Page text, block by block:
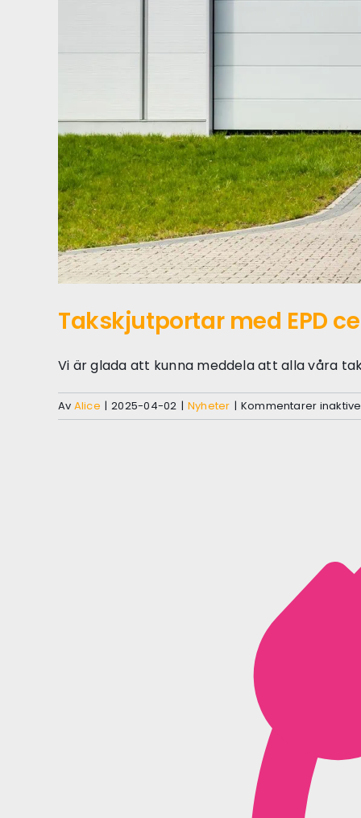
Takskjutportar med EPD
Vi är glada att kunna meddela att alla våra
Av Alice | 2025-04-02 | Nyheter | Kommentarer